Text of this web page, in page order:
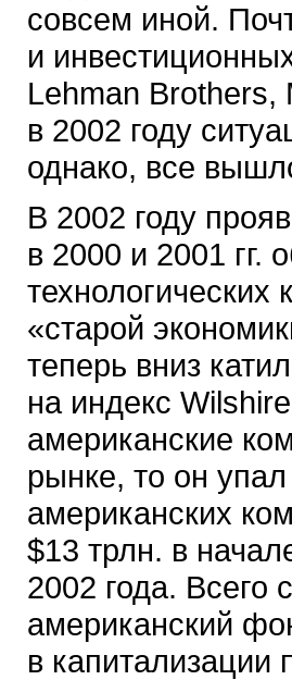
совсем иной.
и
Lehman Brothers,
в 2002 году
однако, все
В 2002 году
в 2000 и 2001 гг.
«старой
теперь вниз
на индекс
американские
рынке, то он
американских
$13 трлн. в
2002 года. Всего
американский
в капитализации